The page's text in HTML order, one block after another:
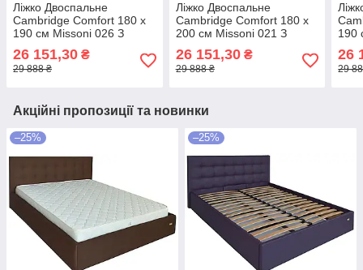
Ліжко Двоспальне
Cambridge Comfort 180 х
190 см Missoni 026 З
підйомним механізмом та
нішою для білизни
Бордовий
26 151,30 ₴
29 888 ₴
Ліжко Двоспальне
Cambridge Comfort 180 х
200 см Missoni 021 З
підйомним механізмом та
нішою для білизни Темно-
рожевий
26 151,30₴
29 888 ₴
190
26
29
Акційні пропозиції та новинки
–25% –25%